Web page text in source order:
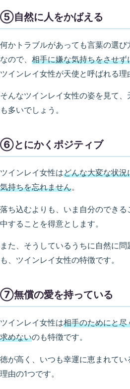
⑤自然に人をかばえる
何かトラブルがあっても言葉の選
なので、 相手に嫌な気持ちをさせず
ツインレイ女性が天使と呼ばれる理
そんなツインレイ女性の姿を見て、
も多いでしょう。
⑥とにかくポジティブ
ツインレイ女性はどんな大変な状況
気持ちを忘れません。
落ち込むよりも、いま自分のでき
中することを得意とします。
また、そうしているうちに自然に
も、ツインレイ女性の特徴です。
⑦無償の愛を持っている
ツインレイ女性は相手のためにと尽
求めないのも特徴です。
徳が高く、いつも幸運に恵まれてい
理由の1つです。